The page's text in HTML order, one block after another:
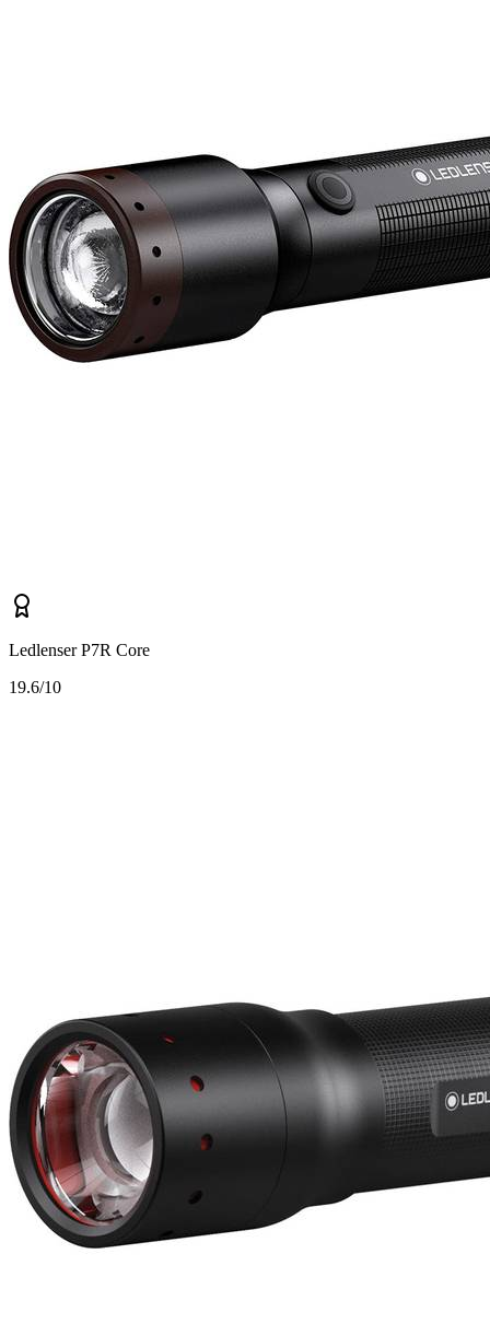
Ledlenser P7R Core
19.6/10